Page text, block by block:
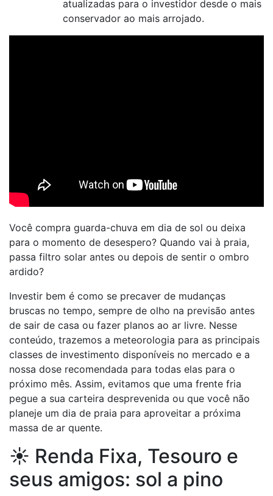
atualizadas para o investidor desde o mais
conservador ao mais arrojado.
Você compra guarda-chuva em dia de sol ou deixa
para o momento de desespero? Quando vai à praia,
passa filtro solar antes ou depois de sentir o ombro
ardido?
Investir bem é como se precaver de mudanças
bruscas no tempo, sempre de olho na previsão antes
de sair de casa ou fazer planos ao ar livre. Nesse
conteúdo, trazemos a meteorologia para as principais
classes de investimento disponíveis no mercado e a
nossa dose recomendada para todas elas para o
próximo mês. Assim, evitamos que uma frente fria
pegue a sua carteira desprevenida ou que você não
planeje um dia de praia para aproveitar a próxima
massa de ar quente.
☀️ Renda Fixa, Tesouro e
seus amigos: sol a pino